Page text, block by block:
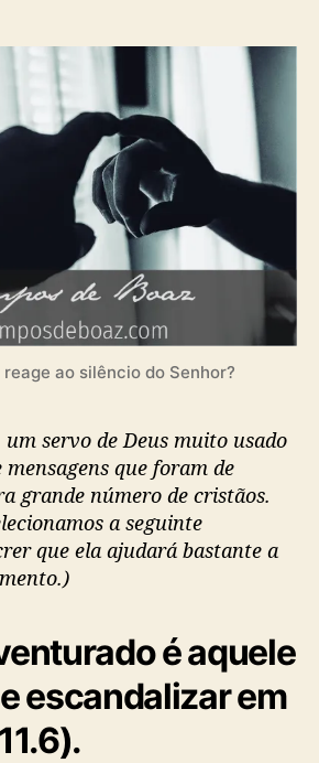
a
a
l
z
a
r
ao silêncio do Senhor?
servo de Deus muito usado
que foram de
grande número de cristãos.
a seguinte
que ela ajudará bastante a
é aquele
escandalizar em